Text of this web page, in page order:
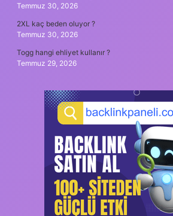
Temmuz 30, 2026
2XL kaç beden oluyor ?
Temmuz 30, 2026
Togg hangi ehliyet kullanır ?
Temmuz 29, 2026